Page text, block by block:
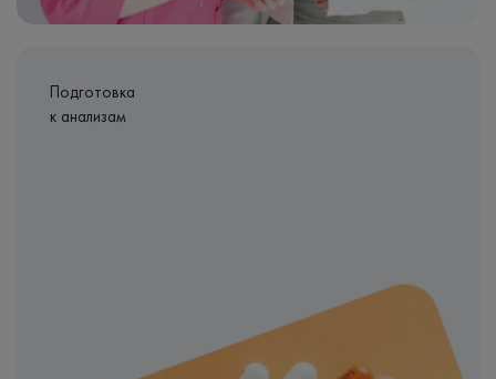
Подготовка
к анализам